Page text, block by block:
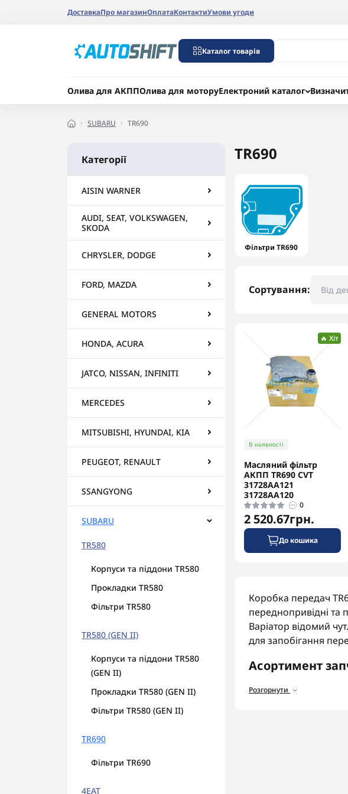
ДоставкаПро магазинОплатаКонтактиУмови угоди
Каталог товарів
Олива для АКППОлива для моторуЕлектроний каталог
SUBARU TR690
Категорії
AISIN WARNER
AUDI, SEAT, VOLKSWAGEN,
SKODA
CHRYSLER, DODGE
FORD, MAZDA
GENERAL MOTORS
HONDA, ACURA
JATCO, NISSAN, INFINITI
MERCEDES
MITSUBISHI, HYUNDAI, KIA
PEUGEOT, RENAULT
SSANGYONG
SUBARU
TR580
Корпуси та піддони TR580
Прокладки TR580
Фільтри TR580
TR580 (GEN II)
Корпуси та піддони TR580
(GEN II)
Прокладки TR580 (GEN II)
Фільтри TR580 (GEN II)
TR690
Фільтри TR690
4EAT
TR690
Фільтри TR690
Сортування:
🔥 Хіт
В наявності
Масляний фільтр
АКПП TR690 CVT
31728AA121
31728AA120
0
2 520.67грн.
До кошика
Коробка передач
переднопривідні та
Варіатор відомий
для запобігання
Асортимент
Розгорнути